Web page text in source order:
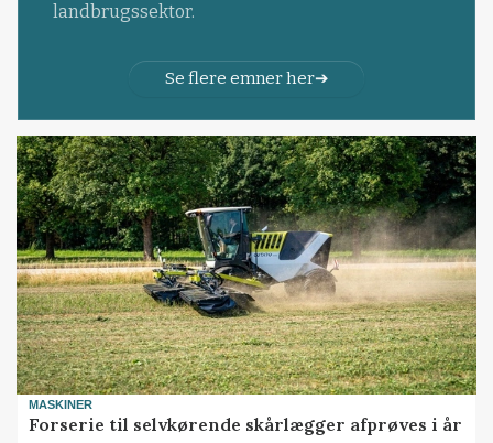
landbrugssektor.
Se flere emner her
MASKINER
Forserie til selvkørende skårlægger afprøves i år